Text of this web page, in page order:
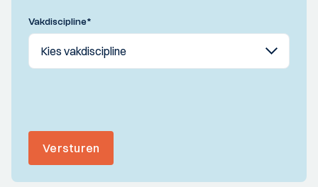
Vakdiscipline*
Versturen